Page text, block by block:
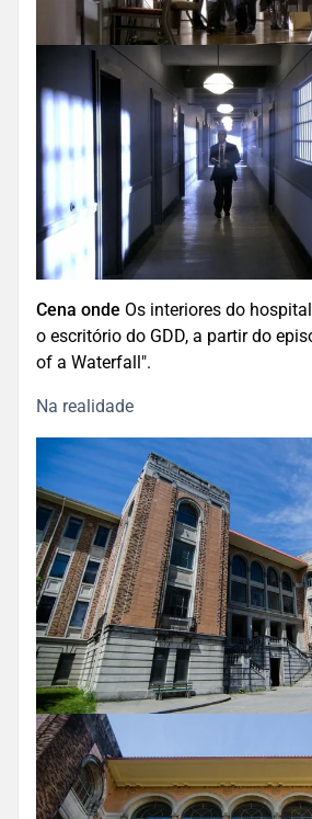
Cena onde Os interiores do
o escritório do GDD, a partir do
of a Waterfall".
Na realidade